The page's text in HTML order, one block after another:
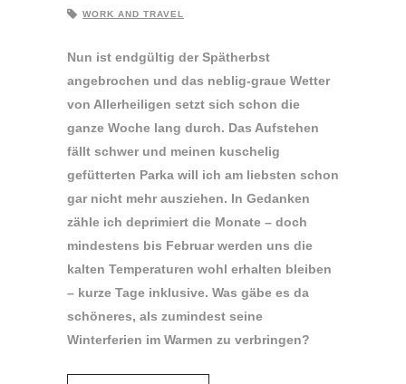
WORK AND TRAVEL
Nun ist endgültig der Spätherbst
angebrochen und das neblig-graue Wetter
von Allerheiligen setzt sich schon die
ganze Woche lang durch. Das Aufstehen
fällt schwer und meinen kuschelig
gefütterten Parka will ich am liebsten schon
gar nicht mehr ausziehen. In Gedanken
zähle ich deprimiert die Monate – doch
mindestens bis Februar werden uns die
kalten Temperaturen wohl erhalten bleiben
– kurze Tage inklusive. Was gäbe es da
schöneres, als zumindest seine
Winterferien im Warmen zu verbringen?